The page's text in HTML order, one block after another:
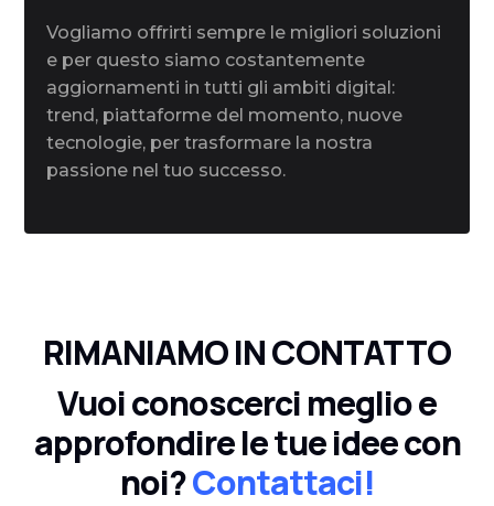
Vogliamo offrirti sempre le migliori soluzioni
e per questo siamo costantemente
aggiornamenti in tutti gli ambiti digital:
trend, piattaforme del momento, nuove
tecnologie, per trasformare la nostra
passione nel tuo successo.
RIMANIAMO IN CONTATTO
Vuoi conoscerci meglio e
approfondire le tue idee con
noi?Contattaci!